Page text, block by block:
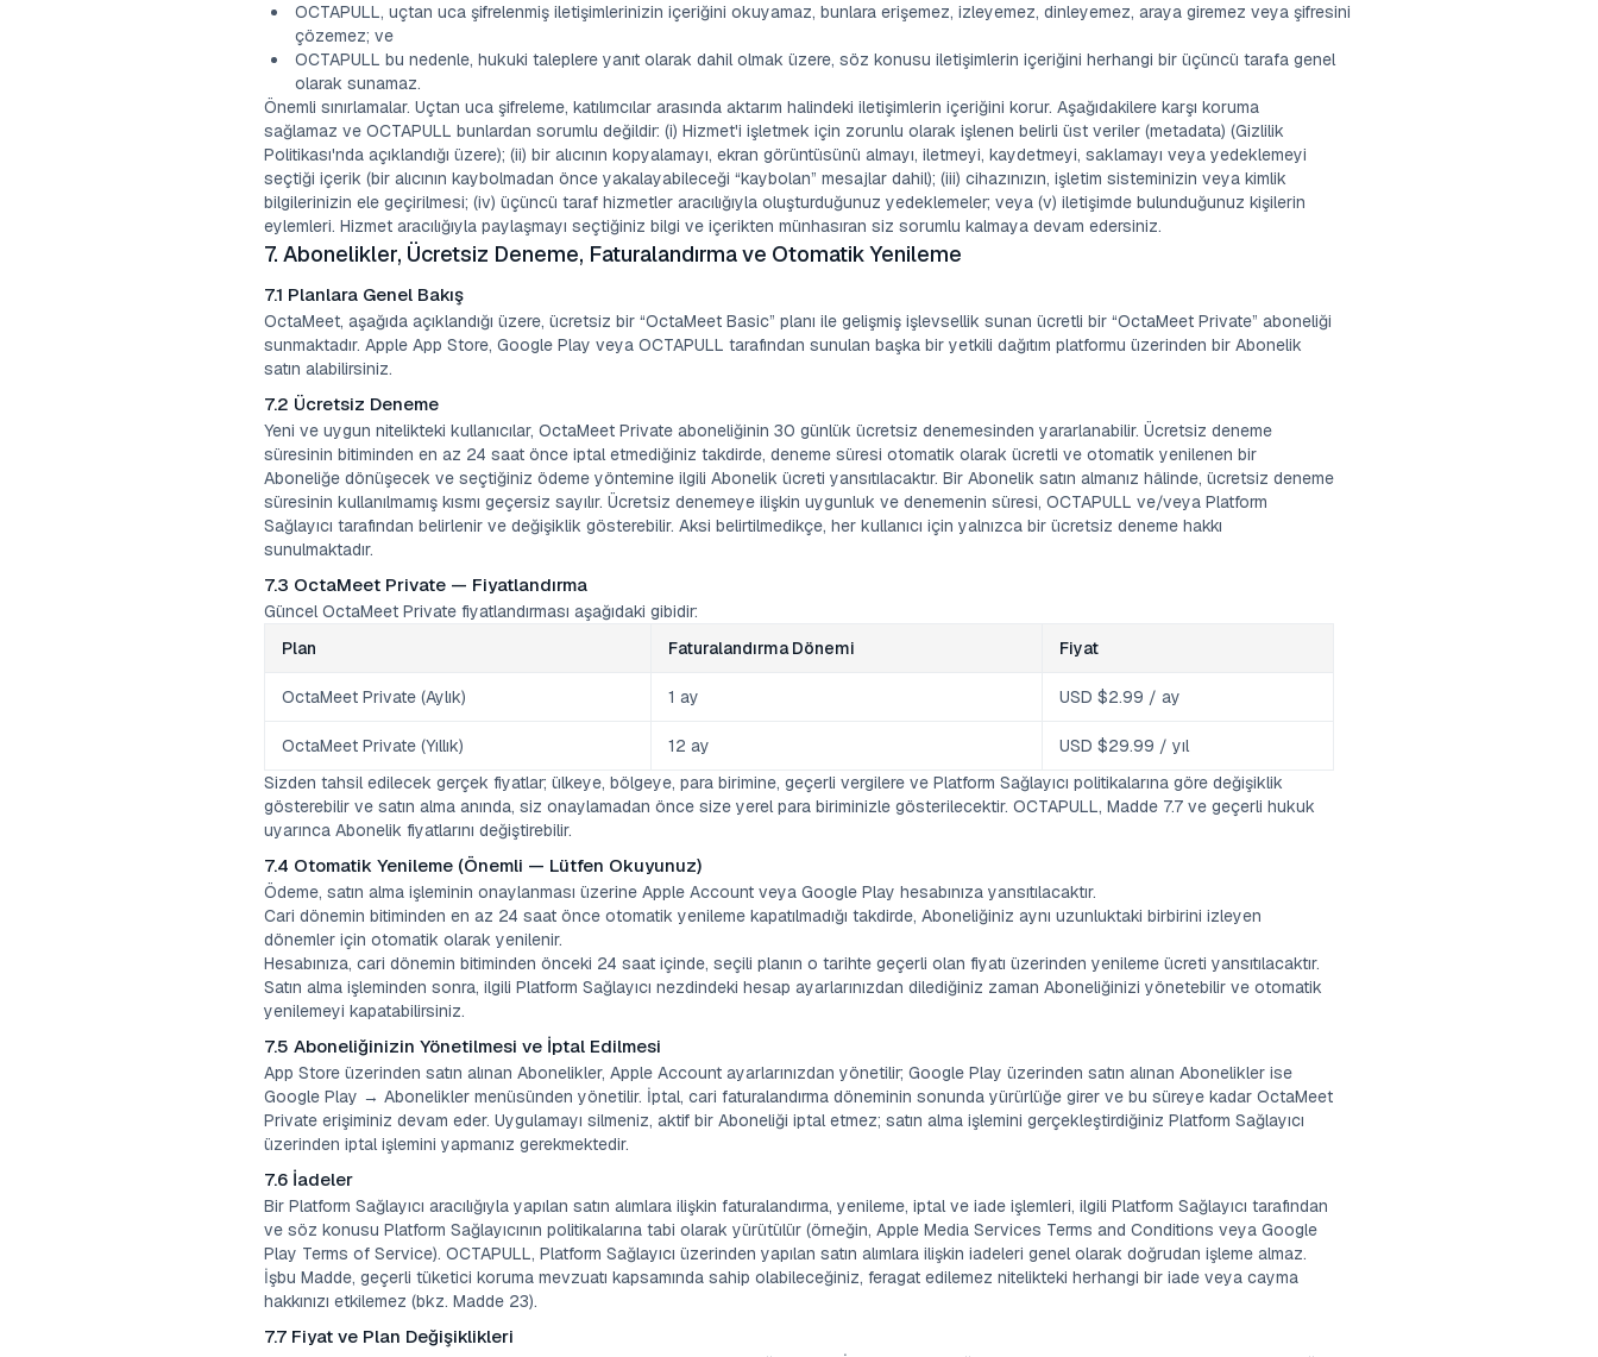
OCTAPULL, uçtan uca şifrelenmiş iletişimlerinizin içeriğini okuyamaz, bunlara erişemez, izleyemez, dinleyemez, araya giremez veya şifresini
çözemez; ve
OCTAPULL bu nedenle, hukuki taleplere yanıt olarak dahil olmak üzere, söz konusu iletişimlerin içeriğini herhangi bir üçüncü tarafa genel
olarak sunamaz.
Önemli sınırlamalar. Uçtan uca şifreleme, katılımcılar arasında aktarım halindeki iletişimlerin içeriğini korur. Aşağıdakilere karşı koruma
sağlamaz ve OCTAPULL bunlardan sorumlu değildir: (i) Hizmet'i işletmek için zorunlu olarak işlenen belirli üst veriler (metadata) (Gizlilik
Politikası'nda açıklandığı üzere); (ii) bir alıcının kopyalamayı, ekran görüntüsünü almayı, iletmeyi, kaydetmeyi, saklamayı veya yedeklemeyi
seçtiği içerik (bir alıcının kaybolmadan önce yakalayabileceği “kaybolan” mesajlar dahil); (iii) cihazınızın, işletim sisteminizin veya kimlik
bilgilerinizin ele geçirilmesi; (iv) üçüncü taraf hizmetler aracılığıyla oluşturduğunuz yedeklemeler; veya (v) iletişimde bulunduğunuz kişilerin
eylemleri. Hizmet aracılığıyla paylaşmayı seçtiğiniz bilgi ve içerikten münhasıran siz sorumlu kalmaya devam edersiniz.
7. Abonelikler, Ücretsiz Deneme, Faturalandırma ve Otomatik Yenileme
7.1 Planlara Genel Bakış
OctaMeet, aşağıda açıklandığı üzere, ücretsiz bir “OctaMeet Basic” planı ile gelişmiş işlevsellik sunan ücretli bir “OctaMeet Private” aboneliği
sunmaktadır. Apple App Store, Google Play veya OCTAPULL tarafından sunulan başka bir yetkili dağıtım platformu üzerinden bir Abonelik
satın alabilirsiniz.
7.2 Ücretsiz Deneme
Yeni ve uygun nitelikteki kullanıcılar, OctaMeet Private aboneliğinin 30 günlük ücretsiz denemesinden yararlanabilir. Ücretsiz deneme
süresinin bitiminden en az 24 saat önce iptal etmediğiniz takdirde, deneme süresi otomatik olarak ücretli ve otomatik yenilenen bir
Aboneliğe dönüşecek ve seçtiğiniz ödeme yöntemine ilgili Abonelik ücreti yansıtılacaktır. Bir Abonelik satın almanız hâlinde, ücretsiz deneme
süresinin kullanılmamış kısmı geçersiz sayılır. Ücretsiz denemeye ilişkin uygunluk ve denemenin süresi, OCTAPULL ve/veya Platform
Sağlayıcı tarafından belirlenir ve değişiklik gösterebilir. Aksi belirtilmedikçe, her kullanıcı için yalnızca bir ücretsiz deneme hakkı
sunulmaktadır.
7.3 OctaMeet Private — Fiyatlandırma
Güncel OctaMeet Private fiyatlandırması aşağıdaki gibidir:
Plan
Faturalandırma Dönemi Fiyat
OctaMeet Private (Aylık) 1 ay USD $2.99 / ay
OctaMeet Private (Yıllık) 12 ay
USD $29.99 / yıl
Sizden tahsil edilecek gerçek fiyatlar; ülkeye, bölgeye, para birimine, geçerli vergilere ve Platform Sağlayıcı politikalarına göre değişiklik
gösterebilir ve satın alma anında, siz onaylamadan önce size yerel para biriminizle gösterilecektir. OCTAPULL, Madde 7.7 ve geçerli hukuk
uyarınca Abonelik fiyatlarını değiştirebilir.
7.4 Otomatik Yenileme (Önemli — Lütfen Okuyunuz)
Ödeme, satın alma işleminin onaylanması üzerine Apple Account veya Google Play hesabınıza yansıtılacaktır.
Cari dönemin bitiminden en az 24 saat önce otomatik yenileme kapatılmadığı takdirde, Aboneliğiniz aynı uzunluktaki birbirini izleyen
dönemler için otomatik olarak yenilenir.
Hesabınıza, cari dönemin bitiminden önceki 24 saat içinde, seçili planın o tarihte geçerli olan fiyatı üzerinden yenileme ücreti yansıtılacaktır.
Satın alma işleminden sonra, ilgili Platform Sağlayıcı nezdindeki hesap ayarlarınızdan dilediğiniz zaman Aboneliğinizi yönetebilir ve otomatik
yenilemeyi kapatabilirsiniz.
7.5 Aboneliğinizin Yönetilmesi ve İptal Edilmesi
App Store üzerinden satın alınan Abonelikler, Apple Account ayarlarınızdan yönetilir; Google Play üzerinden satın alınan Abonelikler ise
Google Play → Abonelikler menüsünden yönetilir. İptal, cari faturalandırma döneminin sonunda yürürlüğe girer ve bu süreye kadar OctaMeet
Private erişiminiz devam eder. Uygulamayı silmeniz, aktif bir Aboneliği iptal etmez; satın alma işlemini gerçekleştirdiğiniz Platform Sağlayıcı
üzerinden iptal işlemini yapmanız gerekmektedir.
7.6 İadeler
Bir Platform Sağlayıcı aracılığıyla yapılan satın alımlara ilişkin faturalandırma, yenileme, iptal ve iade işlemleri, ilgili Platform Sağlayıcı tarafından
ve söz konusu Platform Sağlayıcının politikalarına tabi olarak yürütülür (örneğin, Apple Media Services Terms and Conditions veya Google
Play Terms of Service). OCTAPULL, Platform Sağlayıcı üzerinden yapılan satın alımlara ilişkin iadeleri genel olarak doğrudan işleme almaz.
İşbu Madde, geçerli tüketici koruma mevzuatı kapsamında sahip olabileceğiniz, feragat edilemez nitelikteki herhangi bir iade veya cayma
hakkınızı etkilemez (bkz. Madde 23).
7.7 Fiyat ve Plan Değişiklikleri